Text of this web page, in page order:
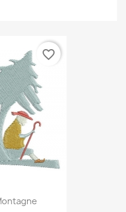
favorite_border